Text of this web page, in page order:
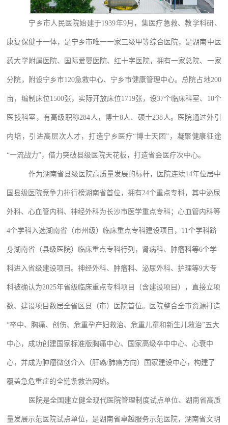
宁乡市人民医院始建于1939年9月，集医疗急救、教学科研、
康复保健于一体，是宁乡市唯一一家三级甲等综合医院，是湖南中医
药大学附属医院、国际爱婴医院、红十字医院，拥有一家总院、一家
分院，附设宁乡市120急救中心、宁乡市健康管理中心。总院占地200
亩，编制床位1500张，实际开放床位1719张，设37个临床科室、10个
医技科室，有高级职称284人，博士8人、硕士238人。医院通过外引
内培，引进高层次人才，打造宁乡医疗“博士天团”，凝聚健康征途
“一流战力”，借力突破县级医院天花板，打造省会医疗次中心。
作为湖南省县级医院高质量发展的标杆，医院连续14年位居中
国县级医院竞争力排行榜湖南省首位，拥有24个重点专科，其中泌尿
外科、心血管内科、神经外科为长沙市医学重点专科；心血管内科等
4个学科入选湖南省（市州级）临床重点专科建设项目，11个学科跻
身湖南省（县级医院）临床重点专科行列，肾病科、肿瘤科等6个学
科进入省级建设项目。神经外科、肿瘤科、泌尿外科、护理等9大专
科被确认为2025年省级临床重点专科项目（含建设项目），直接立项
数、建设项目数居全省区县（市）医院首位。医院整合全市资源打造
“卒中、胸痛、创伤、危重孕产妇救治、危重儿童和新生儿救治”五大
中心，成功创建国家标准版胸痛中心、国家高级卒中中心、心衰中
心，并成为肿瘤微创介入（肝癌/肺癌方向）国家建设中心，构建了
覆盖急危重症的全链条救治网络。
医院是全国建立健全现代医院管理制度试点单位、湖南省高质
量发展示范医院试点单位，是湖南省卓越服务示范医院，湖南省文明